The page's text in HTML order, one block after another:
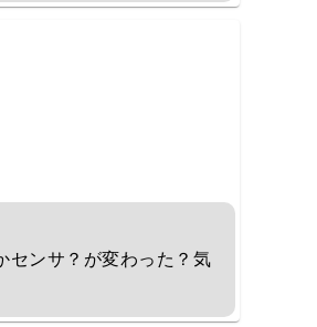
センサ？が変わった？気